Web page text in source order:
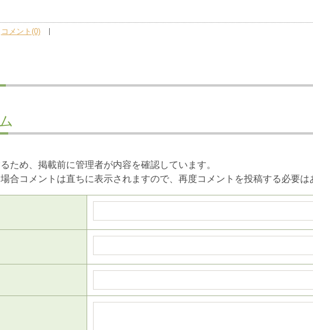
コメント(0)
ため、掲載前に管理者が内容を確認しています。
合コメントは直ちに表示されますので、再度コメントを投稿する必要は